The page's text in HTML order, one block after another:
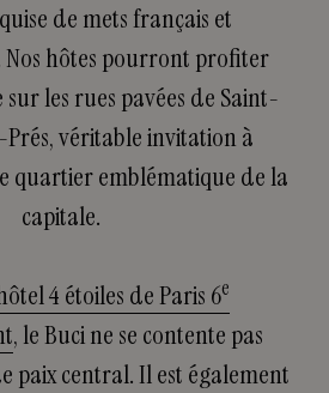
de mets français et
hôtes pourront profiter
sur les rues pavées de Saint-
véritable invitation à
quartier emblématique de la
capitale.
4 étoiles de Paris 6e
, le Buci ne se contente pas
paix central. Il est également